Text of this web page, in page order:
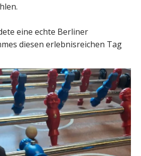
eine echte Berliner
diesen erlebnisreichen Tag